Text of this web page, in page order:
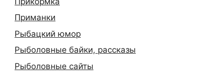
Приманки
Рыбацкий юмор
Рыболовные байки, рассказы
Рыболовные сайты